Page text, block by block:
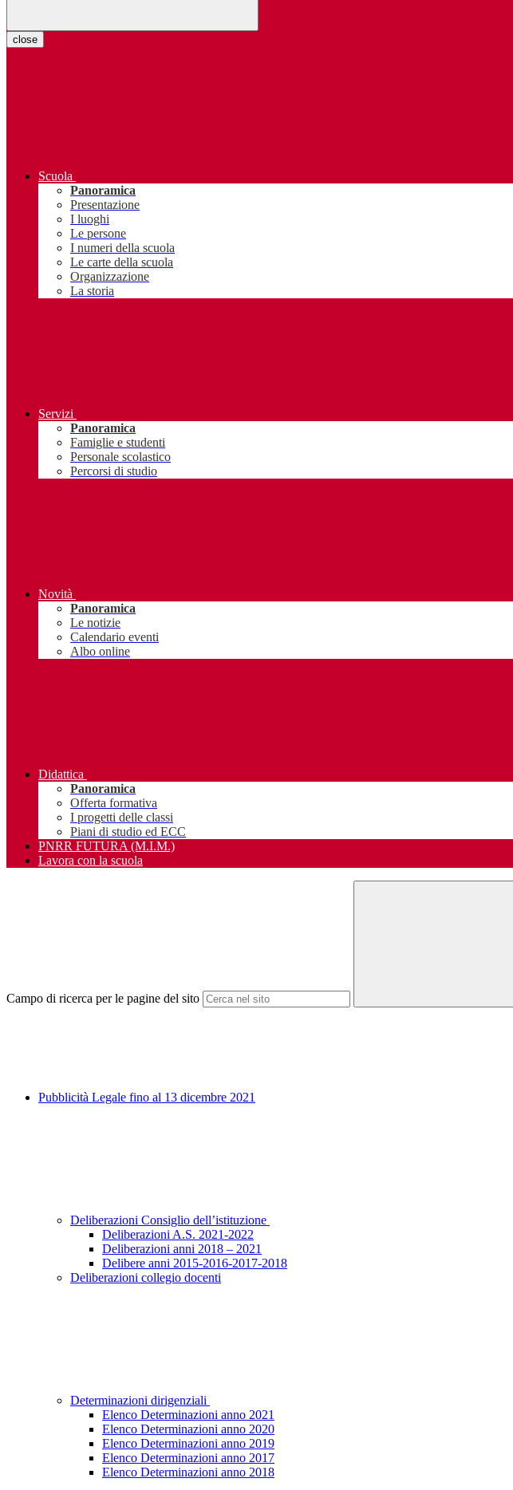
close
Scuola
Panoramica
Presentazione
I luoghi
Le persone
I numeri della scuola
Le carte della scuola
Organizzazione
La storia
Servizi
Panoramica
Famiglie e studenti
Personale scolastico
Percorsi di studio
Novità
Panoramica
Le notizie
Calendario eventi
Albo online
Didattica
Panoramica
Offerta formativa
I progetti delle classi
Piani di studio ed ECC
PNRR FUTURA (M.I.M.)
Lavora con la scuola
Campo di ricerca per le pagine del sito
Pubblicità Legale fino al 13 dicembre 2021
Deliberazioni Consiglio dell’istituzione
Deliberazioni A.S. 2021-2022
Deliberazioni anni 2018 – 2021
Delibere anni 2015-2016-2017-2018
Deliberazioni collegio docenti
Determinazioni dirigenziali
Elenco Determinazioni anno 2021
Elenco Determinazioni anno 2020
Elenco Determinazioni anno 2019
Elenco Determinazioni anno 2017
Elenco Determinazioni anno 2018